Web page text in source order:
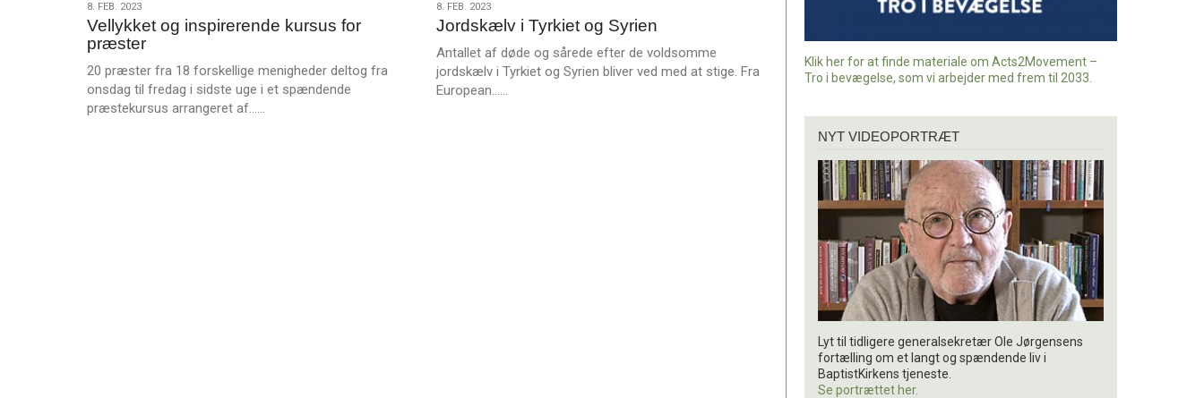
Verdensmålene
e
m
e
r
e
8.
feb.
2023
8. FEB. 2023
Vellykket og inspirerende kursus for
præster
20 præster fra 18 forskellige menigheder deltog fra
onsdag til fredag i sidste uge i et spændende
præstekursus arrangeret af……
8.
feb.
2023
8. FEB. 2023
Jordskælv i Tyrkiet og Syrien
Antallet af døde og sårede efter de voldsomme
jordskælv i Tyrkiet og Syrien bliver ved med at stige. Fra
European……
Klik her for at finde materiale om Acts2Movement –
Tro i bevægelse, som vi arbejder med frem til 2033.
videoportræt
NYT VIDEOPORTRÆT
Lyt til tidligere generalsekretær Ole Jørgensens
fortælling om et langt og spændende liv i
BaptistKirkens tjeneste.
Se portrættet her.